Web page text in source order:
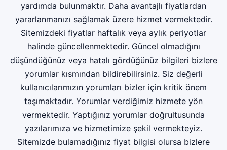
yardımda bulunmaktır. Daha avantajlı fiyatlardan
yararlanmanızı sağlamak üzere hizmet vermektedir.
Sitemizdeki fiyatlar haftalık veya aylık periyotlar
halinde güncellenmektedir. Güncel olmadığını
düşündüğünüz veya hatalı gördüğünüz bilgileri bizlere
yorumlar kısmından bildirebilirsiniz. Siz değerli
kullanıcılarımızın yorumları bizler için kritik önem
taşımaktadır. Yorumlar verdiğimiz hizmete yön
vermektedir. Yaptığınız yorumlar doğrultusunda
yazılarımıza ve hizmetimize şekil vermekteyiz.
Sitemizde bulamadığınız fiyat bilgisi olursa bizlere